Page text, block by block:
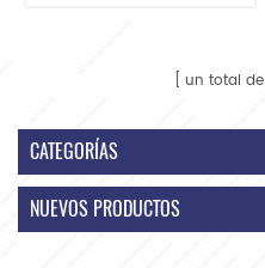
de encendidoun total de
CATEGORÍAS
NUEVOS PRODUCTOS